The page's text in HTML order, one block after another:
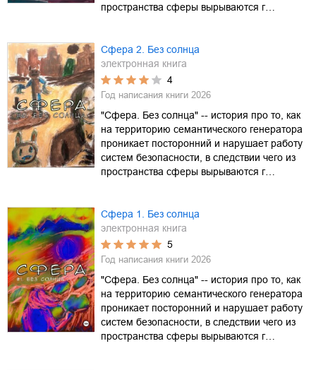
пространства сферы вырываются г…
Сфера 2. Без солнца
электронная книга
4
Год написания книги 2026
"Сфера. Без солнца" -- история про то, как
на территорию семантического генератора
проникает посторонний и нарушает работу
систем безопасности, в следствии чего из
пространства сферы вырываются г…
Сфера 1. Без солнца
электронная книга
5
Год написания книги 2026
"Сфера. Без солнца" -- история про то, как
на территорию семантического генератора
проникает посторонний и нарушает работу
систем безопасности, в следствии чего из
пространства сферы вырываются г…